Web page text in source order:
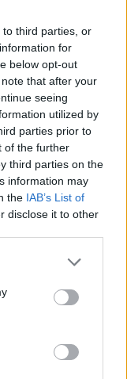
third parties, or
for
below opt-out
that after your
seeing
utilized by
parties prior to
of the further
third parties on the
information may
the IAB’s List of
disclose it to other
or more Google
You may click to
party tags to
in below Google
ciglia
partecipanti
un aumento
naturali.
sia per
che
sbocchi
a